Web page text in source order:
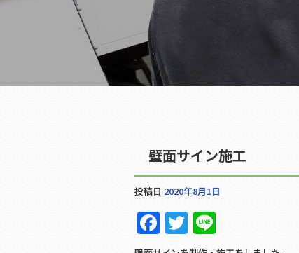
壁面サイン施工
投稿日 2020年8月1日
F
a
T
w n